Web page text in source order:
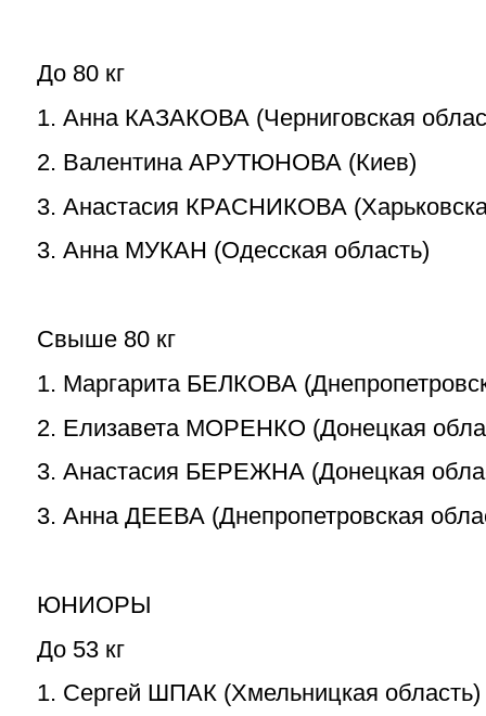
До 80 кг
1. Анна КАЗАКОВА (Черниговская
2. Валентина АРУТЮНОВА (Киев)
3. Анастасия КРАСНИКОВА
3. Анна МУКАН (Одесская область)
Свыше 80 кг
1. Маргарита БЕЛКОВА
2. Елизавета МОРЕНКО (Донецкая
3. Анастасия БЕРЕЖНА (Донецкая
3. Анна ДЕЕВА (Днепропетровская
ЮНИОРЫ
До 53 кг
1. Сергей ШПАК (Хмельницкая область)